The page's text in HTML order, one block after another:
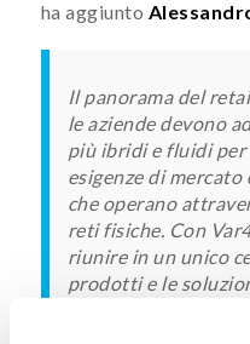
ha aggiunto
Il panorama del
le aziende devono
più ibridi e fluidi
esigenze di
che operano
reti fisiche. Con
riunire in un unico
prodotti e le
settore,